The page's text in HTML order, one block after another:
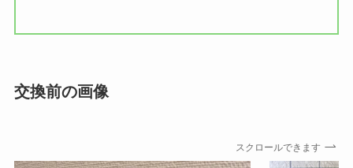
交換前の画像
スクロールできます